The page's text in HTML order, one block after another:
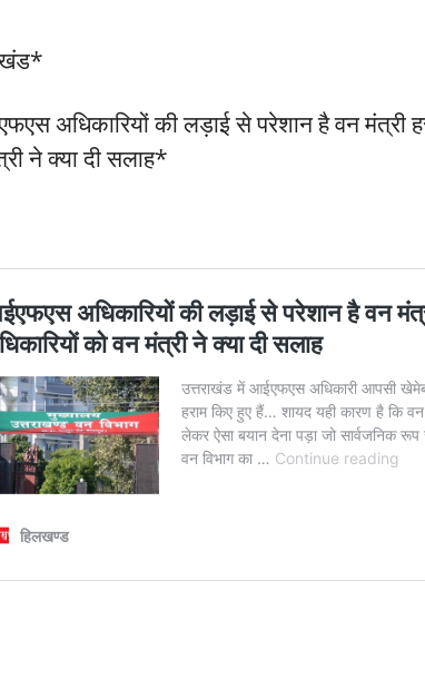
अधिकारियों की लड़ाई से परेशान है वन मंत्री
ने क्या दी सलाह*